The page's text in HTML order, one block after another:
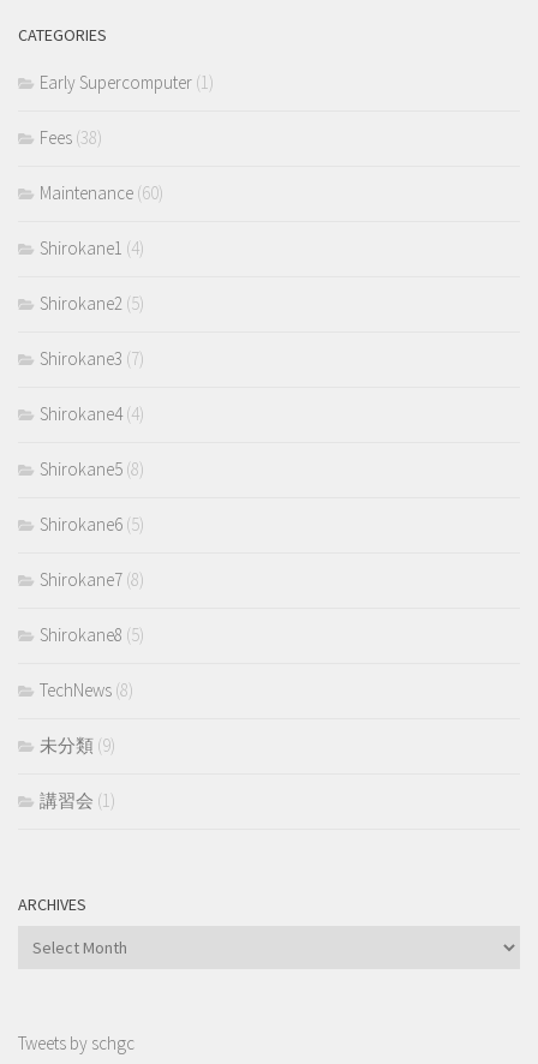
CATEGORIES
Early Supercomputer (1)
Fees (38)
Maintenance (60)
Shirokane1 (4)
Shirokane2 (5)
Shirokane3 (7)
Shirokane4(4)
Shirokane5 (8)
Shirokane6 (5)
Shirokane7 (8)
Shirokane8 (5)
TechNews (8)
未分類 (9)
講習会 (1)
ARCHIVES
Archives
Tweets by schgc